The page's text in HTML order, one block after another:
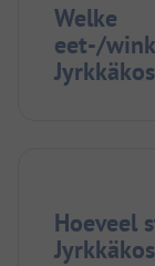
Welke
eet-/
Hoeveel